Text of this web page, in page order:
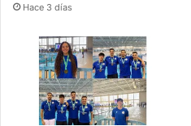
Hace 3 días